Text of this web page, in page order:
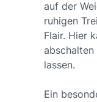
auf der
ruhigen
Flair. Hier
lassen.
Ein